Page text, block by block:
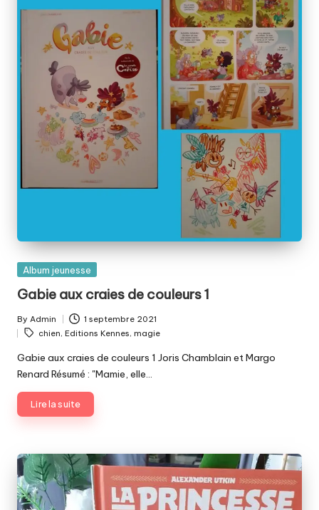
Posted
Album jeunesse
Gabie aux craies de couleurs 1
Posted
by
By Admin 1 septembre 2021
Tags:
chien, Editions Kennes, magie
Gabie aux craies de couleurs 1 Joris Chamblain et Margo
Renard Résumé : "Mamie, elle…
Lire la suite